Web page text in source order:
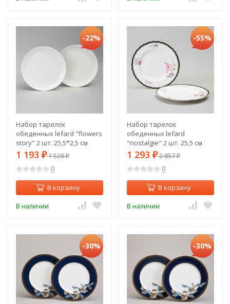
-22%
Набор тарелок
обеденных lefard "flowers
story" 2 шт. 25,5*2,5 см
Lefard (474-265)
1 193 ₽1 528₽
0
В корзину
В наличии
-55%
Набор тарелок
обеденных lefard
"nostalgie" 2 шт. 25,5 см
Lefard (590-667)
1 293 ₽2 857₽
0
В корзину
В наличии
-30% -30%